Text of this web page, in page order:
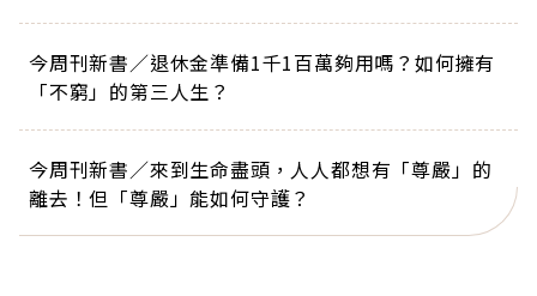
今周刊新書／退休金準備1千1百萬夠用嗎？如何擁有
「不窮」的第三人生？
今周刊新書／來到生命盡頭，人人都想有「尊嚴」的
離去！但「尊嚴」能如何守護？